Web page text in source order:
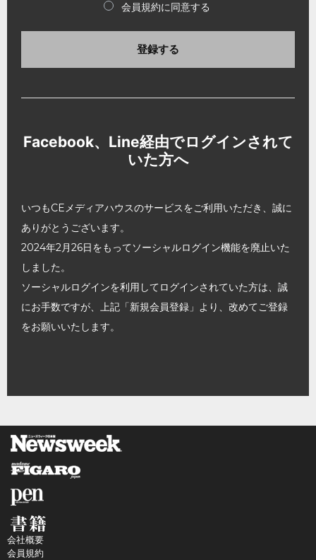
会員規約に同意する
登録する
Facebook、Line経由でログインされて
いた方へ
いつもCEメディアハウスのサービスをご利用いただき、誠に
ありがとうございます。
2024年2月26日をもってソーシャルログイン機能を廃止いた
しました。
ソーシャルログインを利用してログインされていた方は、誠
にお手数ですが、上記「新規会員登録」より、改めてご登録
をお願いいたします。
会社概要
会員規約